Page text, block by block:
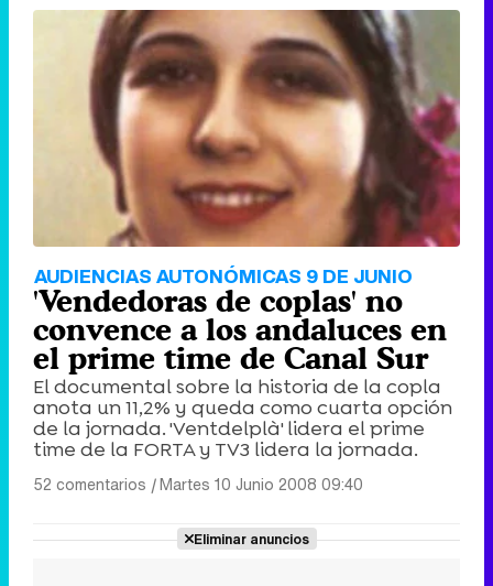
AUDIENCIAS AUTONÓMICAS 9 DE JUNIO
'Vendedoras de coplas' no
convence a los andaluces en
el prime time de Canal Sur
El documental sobre la historia de la copla
anota un 11,2% y queda como cuarta opción
de la jornada. 'Ventdelplà' lidera el prime
time de la FORTA y TV3 lidera la jornada.
52 comentarios |Martes 10 Junio 2008 09:40
Eliminar anuncios